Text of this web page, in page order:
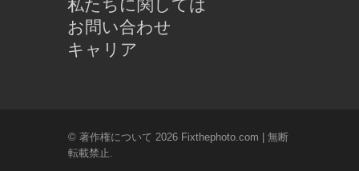
私たちに関しては
お問い合わせ
キャリア
© 著作権について 2026 Fixthephoto.com | 無断
転載禁止.